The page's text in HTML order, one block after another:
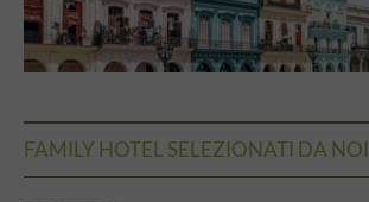
FAMILY HOTEL SELEZIONATI DA NOI